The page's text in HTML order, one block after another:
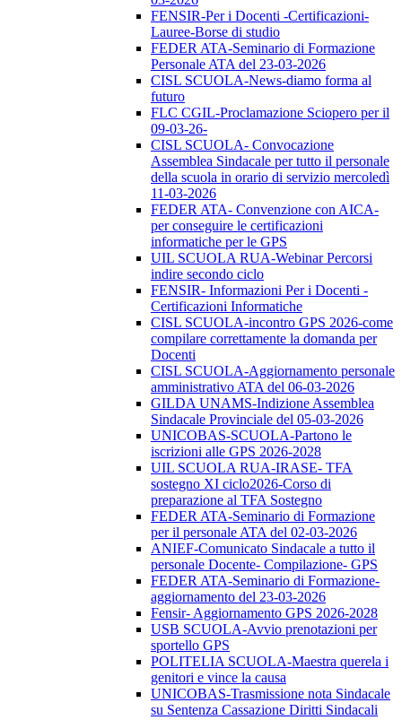
FENSIR-Per i Docenti -Certificazioni-
Lauree-Borse di studio
FEDER ATA-Seminario di Formazione
Personale ATA del 23-03-2026
CISL SCUOLA-News-diamo forma al
futuro
FLC CGIL-Proclamazione Sciopero per il
09-03-26-
CISL SCUOLA- Convocazione
Assemblea Sindacale per tutto il personale
della scuola in orario di servizio mercoledì
11-03-2026
FEDER ATA- Convenzione con AICA-
per conseguire le certificazioni
informatiche per le GPS
UIL SCUOLA RUA-Webinar Percorsi
indire secondo ciclo
FENSIR- Informazioni Per i Docenti -
Certificazioni Informatiche
CISL SCUOLA-incontro GPS 2026-come
compilare correttamente la domanda per
Docenti
CISL SCUOLA-Aggiornamento personale
amministrativo ATA del 06-03-2026
GILDA UNAMS-Indizione Assemblea
Sindacale Provinciale del 05-03-2026
UNICOBAS-SCUOLA-Partono le
iscrizioni alle GPS 2026-2028
UIL SCUOLA RUA-IRASE- TFA
sostegno XI ciclo2026-Corso di
preparazione al TFA Sostegno
FEDER ATA-Seminario di Formazione
per il personale ATA del 02-03-2026
ANIEF-Comunicato Sindacale a tutto il
personale Docente- Compilazione- GPS
FEDER ATA-Seminario di Formazione-
aggiornamento del 23-03-2026
Fensir- Aggiornamento GPS 2026-2028
USB SCUOLA-Avvio prenotazioni per
sportello GPS
POLITELIA SCUOLA-Maestra querela i
genitori e vince la causa
UNICOBAS-Trasmissione nota Sindacale
su Sentenza Cassazione Diritti Sindacali